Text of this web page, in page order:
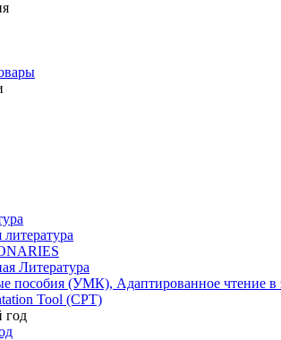
Литература
пособия (УМК), Адаптированное чтение в
Tool (CPT)